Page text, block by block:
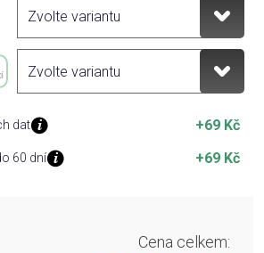
dat +69 Kč
60 dní +69 Kč
Cena celkem: